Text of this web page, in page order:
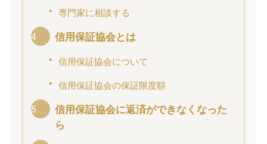
専門家に相談する
信用保証協会とは
信用保証協会について
信用保証協会の保証限度額
信用保証協会に返済ができなくなった
ら